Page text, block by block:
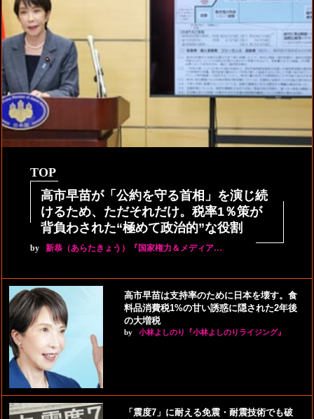
TOP
高市早苗が「公約を守る首相」を演じ続
けるため、ただそれだけ。税率1％策が
背負わされた“極めて政治的”な役割
by 新恭（あらたきょう）『国家権力＆メディア…
高市早苗は支持率のために日本を壊す。食
料品消費税1%の甘い誘惑に隠された2年後
の大増税
by 小林よしのり『小林よしのりライジング』
「震度7」に耐える免震・耐震技術でも破